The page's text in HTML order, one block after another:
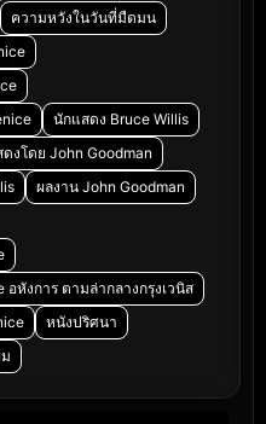
ความหวังในวันที่มืดมน
นักแสดง Bruce Willis
งโดย John Goodman
ผลงาน John Goodman
อหังการ ตามล่ากลางกรุงเวนิส
หนังปริศนา